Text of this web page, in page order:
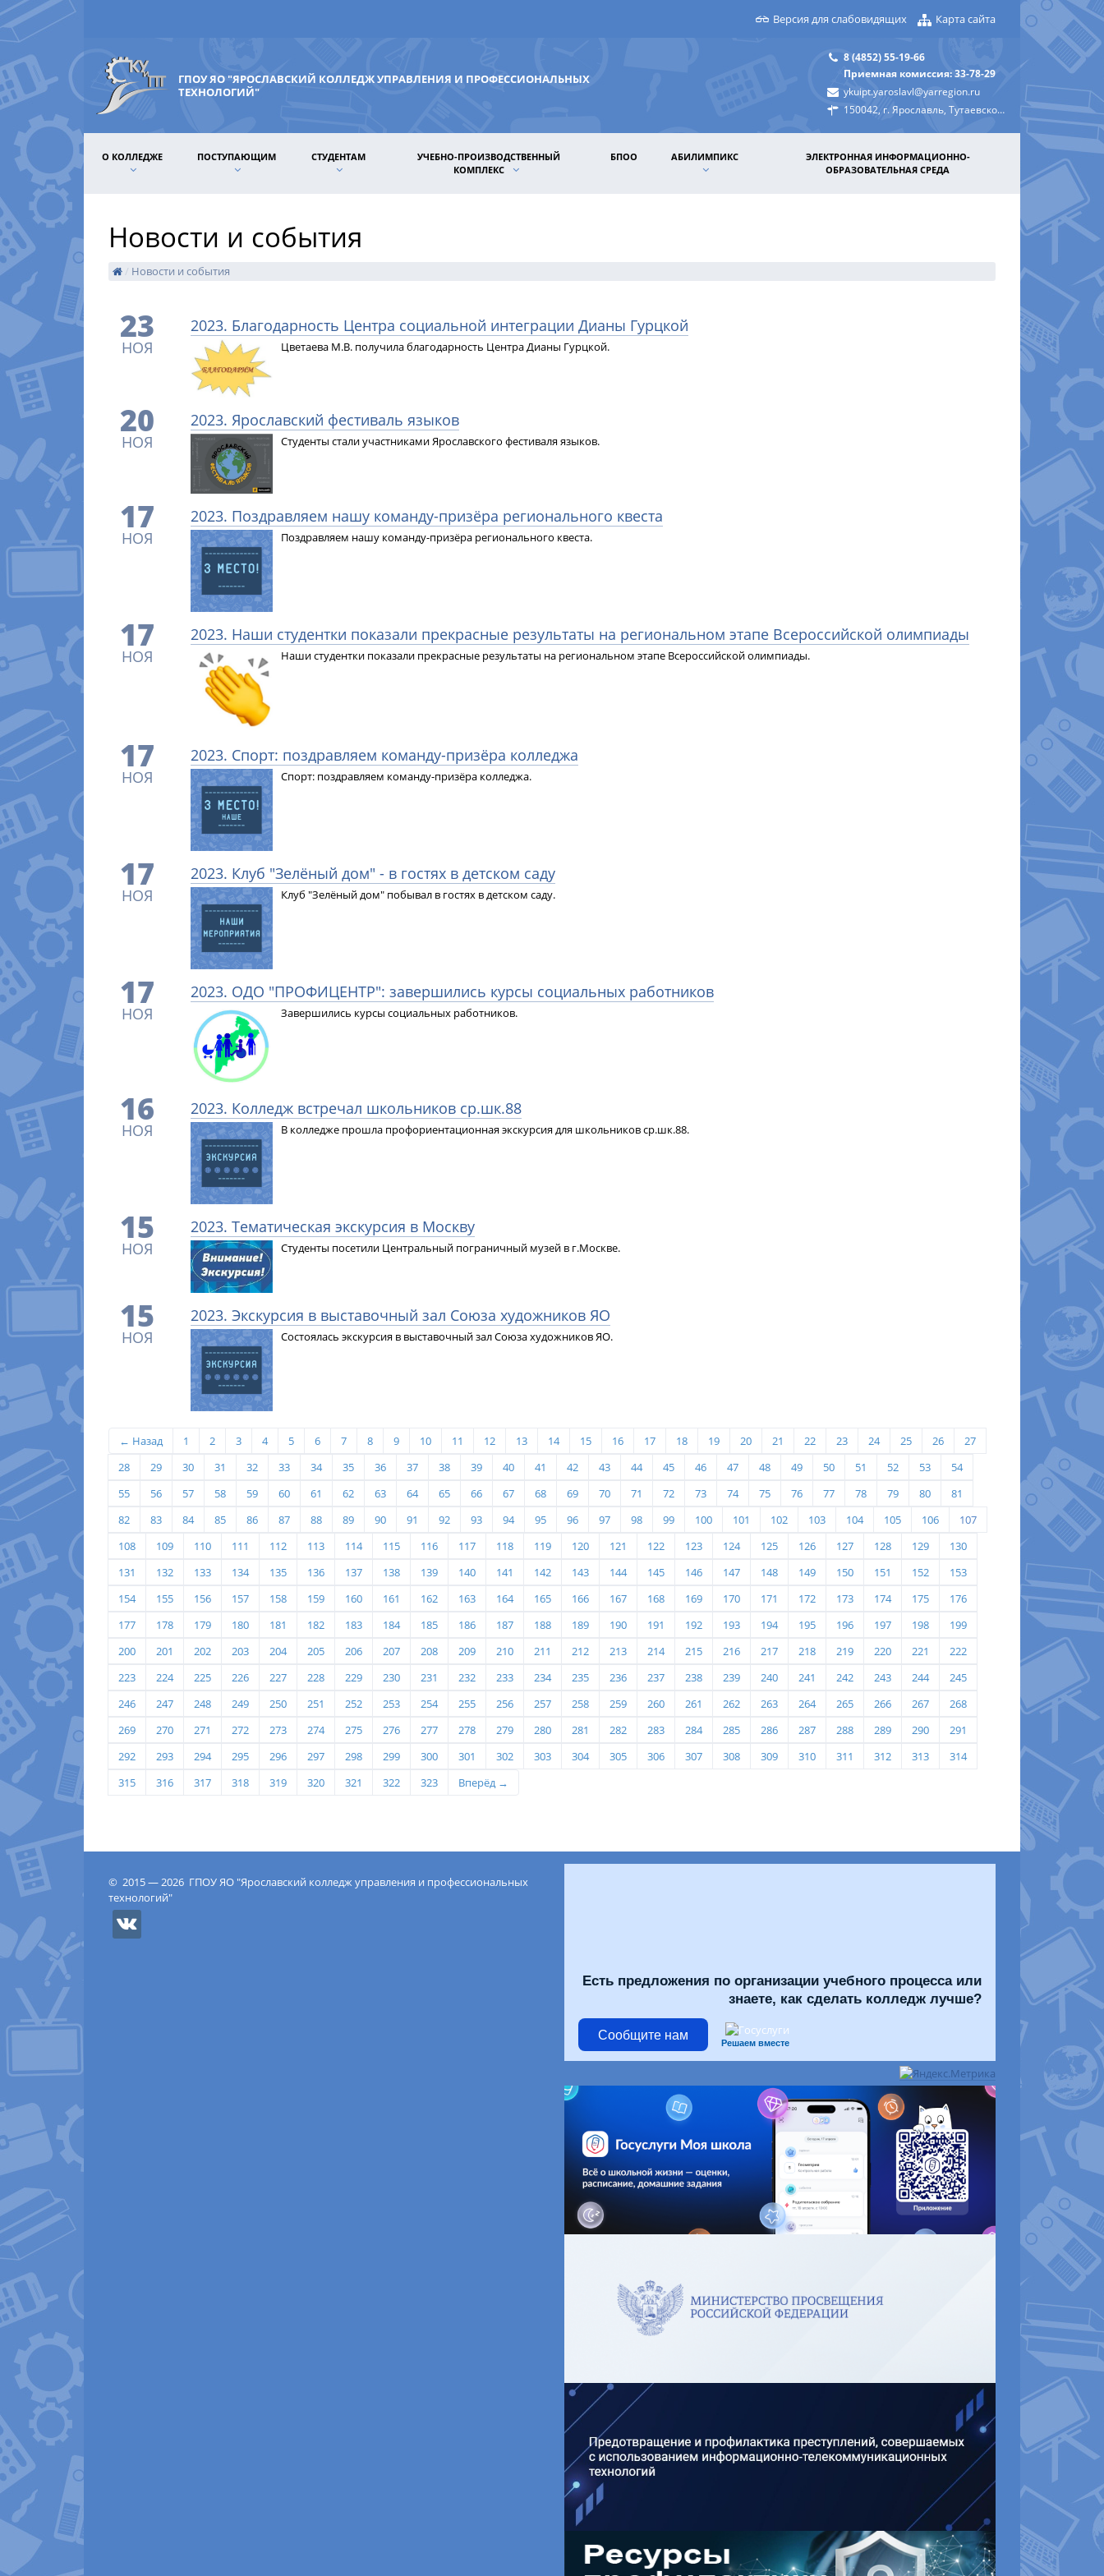
Версия для слабовидящих Карта сайта
ГПОУ ЯО "ЯРОСЛАВСКИЙ КОЛЛЕДЖ УПРАВЛЕНИЯ И ПРОФЕССИОНАЛЬНЫХ
ТЕХНОЛОГИЙ"
8 (4852) 55-19-66
Приемная комиссия: 33-78-29
ykuipt.yaroslavl@yarregion.ru
150042, г. Ярославль, Тутаевское шоссе, д. 31а
О КОЛЛЕДЖЕ ПОСТУПАЮЩИМ СТУДЕНТАМ
УЧЕБНО-ПРОИЗВОДСТВЕННЫЙ
КОМПЛЕКС
БПОО АБИЛИМПИКС
ЭЛЕКТРОННАЯ ИНФОРМАЦИОННО-
ОБРАЗОВАТЕЛЬНАЯ СРЕДА
Новости и события
/ Новости и события
23
НОЯ
2023. Благодарность Центра социальной интеграции Дианы Гурцкой
Цветаева М.В. получила благодарность Центра Дианы Гурцкой.
20
НОЯ
2023. Ярославский фестиваль языков
Студенты стали участниками Ярославского фестиваля языков.
17
НОЯ
2023. Поздравляем нашу команду-призёра регионального квеста
Поздравляем нашу команду-призёра регионального квеста.
17
НОЯ
2023. Наши студентки показали прекрасные результаты на региональном этапе Всероссийской олимпиады
Наши студентки показали прекрасные результаты на региональном этапе Всероссийской олимпиады.
17
НОЯ
2023. Спорт: поздравляем команду-призёра колледжа
Спорт: поздравляем команду-призёра колледжа.
17
НОЯ
2023. Клуб "Зелёный дом" - в гостях в детском саду
Клуб "Зелёный дом" побывал в гостях в детском саду.
17
НОЯ
2023. ОДО "ПРОФИЦЕНТР": завершились курсы социальных работников
Завершились курсы социальных работников.
16
НОЯ
2023. Колледж встречал школьников ср.шк.88
В колледже прошла профориентационная экскурсия для школьников ср.шк.88.
15
НОЯ
2023. Тематическая экскурсия в Москву
Студенты посетили Центральный пограничный музей в г.Москве.
15
НОЯ
2023. Экскурсия в выставочный зал Союза художников ЯО
Состоялась экскурсия в выставочный зал Союза художников ЯО.
← Назад 1 2 3 4 5 6 7 8 9 10 11 12 13 14 15 16 17 18 19 20 21 22 23 24 25 26
27
28
29 30 31 32 33 34 35 36 37 38 39 40 41 42 43 44 45 46 47 48 49 50 51 52 53
54
55
56 57 58 59 60 61 62 63 64 65 66 67 68 69 70 71 72 73 74 75 76 77 78 79 80
81
82
83 84 85 86 87 88 89 90 91 92 93 94 95 96 97 98 99 100 101 102 103 104 105 106
107
108
109 110 111 112 113 114 115 116 117 118 119 120 121 122 123 124 125 126 127 128 129
130
131
132 133 134 135 136 137 138 139 140 141 142 143 144 145 146 147 148 149 150 151 152
153
154
155 156 157 158 159 160 161 162 163 164 165 166 167 168 169 170 171 172 173 174 175
176
177
178 179 180 181 182 183 184 185 186 187 188 189 190 191 192 193 194 195 196 197 198
199
200
201 202 203 204 205 206 207 208 209 210 211 212 213 214 215 216 217 218 219 220 221
222
223
224 225 226 227 228 229 230 231 232 233 234 235 236 237 238 239 240 241 242 243 244
245
246
247 248 249 250 251 252 253 254 255 256 257 258 259 260 261 262 263 264 265 266 267
268
269
270 271 272 273 274 275 276 277 278 279 280 281 282 283 284 285 286 287 288 289 290
291
292
293 294 295 296 297 298 299 300 301 302 303 304 305 306 307 308 309 310 311 312 313
314
315
316 317 318 319 320 321 322 323 Вперёд →
© 2015 — 2026 ГПОУ ЯО "Ярославский колледж управления и профессиональных
технологий"
Есть предложения по организации учебного процесса или
знаете, как сделать колледж лучше?
Сообщите нам
Решаем вместе